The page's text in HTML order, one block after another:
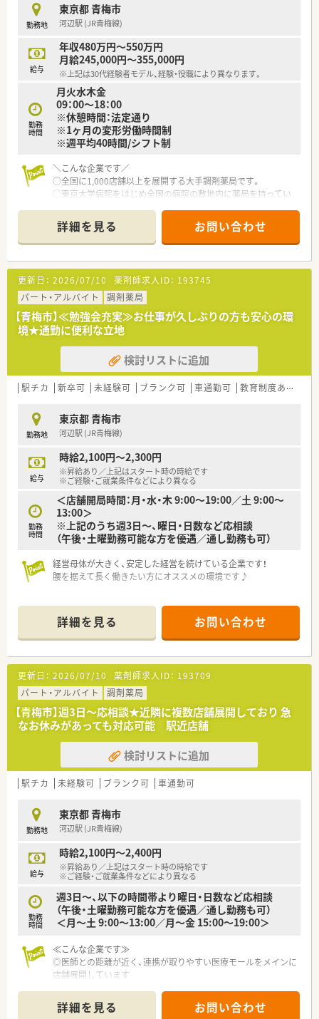
勤務地
東京都 青梅市
河辺駅 (JR青梅線)
給与
年収480万円～550万円
月給245,000円～355,000円
※上記は30代経験者モデル、経験・役職により異なります。
勤務
時間
月火水木金
09：00～18：00
※休憩時間：法定通り
※1ヶ月の変形労働時間制
※週平均40時間/シフト制
＼こんな企業です／
○全国に1,000店舗以上を展開する大手調剤薬局です。
○東京大学病院をはじめ全国の病院の敷地内に薬局を持ってい
病診薬連携を強化することで、地域にお住いの患者様に高度な医
療の提供を実現しています。
○全店「同一の機械・システム」を採用しており、且つ処方箋の応
需内容が多岐にわたる（敷地内・病院門前・医療モール・CL門前）
ので、スキルUPしたい方にはお勧めもです。
○長期就業＆自己研讃を続ける事で給与があがる仕組みになっ
ており、将来的に高年収も狙う事が出来ます。
○インターネットを使って処方薬の飲み方を遠隔指導する「オン
ライン服薬指導」、今後も病院の「敷地内薬局」の推進、女性客の
取り込みを狙う店舗でデザインの一新。
M&Aによる店舗拡大と業界のリーディングカンパニーとして成
長を続けています。
○どの店舗も、最新システムが整っています！
〇「社員第一主義」を掲げている同社では、福利厚生面が手厚く
年間休日120日以上、「連続休暇制度（年に1回、最大9連休を取得
できる制度）」等
プライベートも充実出来る様にワークライフバランスを後押し
してくれる制度が充実しています。
〇社員割引制度、財形貯蓄制度、スポーツジム優待等が受けられ
る他、提携の保養施設は全国に40ヵ所あります。
〇産休・育休・時短勤務者2,097人以上等、どれも業界トップクラ
スの実績!
産休、育休取得はもちろんのこと、育児短時間勤務制度を実施
育児休業より復帰後、1日最大2時間短縮して勤務できる制度で
法律では3歳までですが、同社では小学校就学時までの期間利用
可能♪
詳細を見る お問い合わせ
更新日： 2026/07/10 薬剤師求人ID： 193745
パート・アルバイト
調剤薬局
【青梅市】≪勉強会充実≫お仕事が久しぶりの方も安心の環
境★通勤に便利な立地
検討リストに追加
駅チカ 新卒可 未経験可 ブランク可 車通勤可 教育制度あり
勤務地
東京都 青梅市
河辺駅 (JR青梅線)
給与
時給2,100円～2,300円
※昇給あり／上記はスタート時の時給です
※ご経験・ご就業条件などにより異なる
勤務
時間
＜店舗開局時間：月・水・木 9:00～19:00／土 9:00～
13:00＞
※上記のうち週3日～、曜日・日数など応相談
（午後・土曜勤務可能な方を優遇／通し勤務も可）
経営母体が大きく、安定した経営を続けている企業です！
腰を据えて長く働きたい方にオススメの環境です♪
詳細を見る お問い合わせ
更新日： 2026/07/10 薬剤師求人ID： 193709
パート・アルバイト
調剤薬局
【青梅市】週3日～応相談★近隣に複数店舗展開しており 急
なお休みがあっても対応可能 駅近店舗
検討リストに追加
駅チカ 未経験可 ブランク可 車通勤可
勤務地
東京都 青梅市
河辺駅 (JR青梅線)
給与
時給2,100円～2,400円
※昇給あり／上記はスタート時の時給です
※ご経験・ご就業条件などにより異なる
勤務
時間
週3日～、以下の時間帯より曜日・日数など応相談
（午後・土曜勤務可能な方を優遇／通し勤務も可）
＜月～土 9:00～13:00／月～金 15:00～19:00＞
≪こんな企業です≫
◎医師との距離が近く、連携が取りやすい医療モールをメインに
店舗展開しています
様々なキャリアパスがあります
◎独立支援制度あり！将来ご自身のお店を持ちたいとお考えの方
詳細を見る お問い合わせ